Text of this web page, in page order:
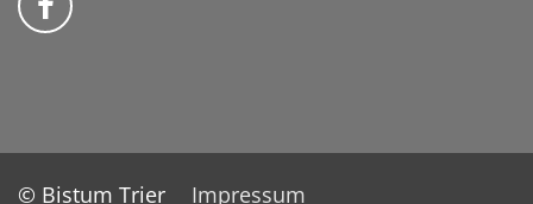
© Bistum Trier Impressum